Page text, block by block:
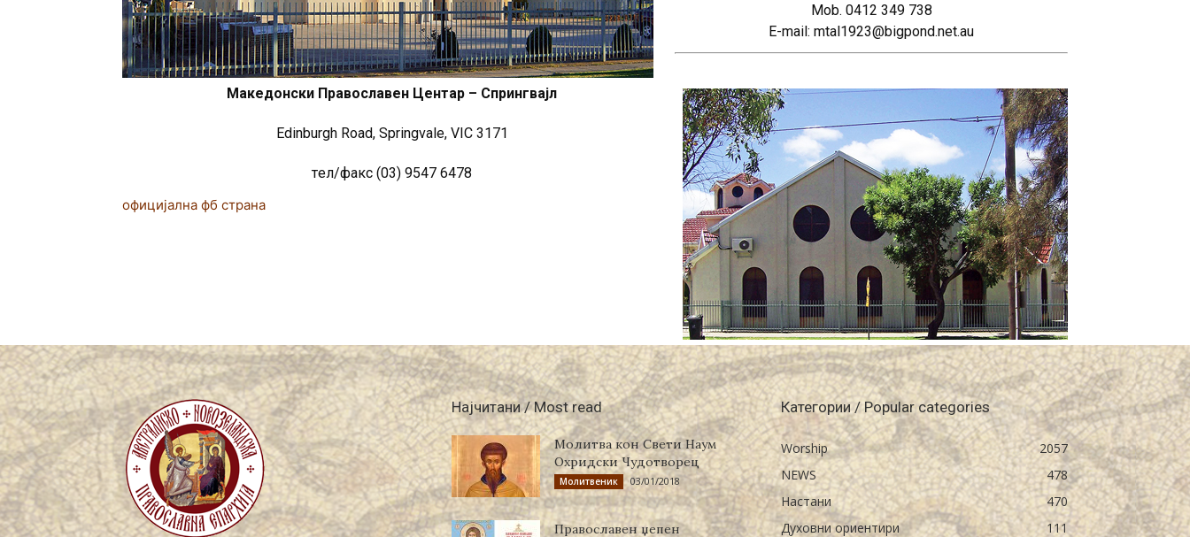
Mob. 0412 349 738
E-mail: mtal1923@bigpond.net.au
Македонски Православен Центар – Спрингвајл
Edinburgh Road, Springvale, VIC 3171
тeл/факс (03) 9547 6478
официјална фб страна
Најчитани / Most read
Молитва кон Свети Наум
Охридски Чудотворец
Молитвеник 03/01/2018
Православен џепен
Категории / Popular categories
Worship
2057
NEWS
478
Настани
470
Духовни ориентири
111